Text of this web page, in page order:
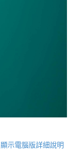
顯示電腦版詳細說明